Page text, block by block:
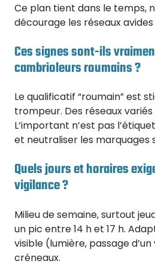
Ce plan tient dans le temps,
décourage les réseaux avides
Ces signes sont-ils
cambrioleurs roumains ?
Le qualificatif “roumain” est
trompeur. Des réseaux
L’important n’est pas
et neutraliser les marquages
Quels jours et horaires
vigilance ?
Milieu de semaine, surtout
un pic entre 14 h et 17 h.
visible (lumière, passage
créneaux.